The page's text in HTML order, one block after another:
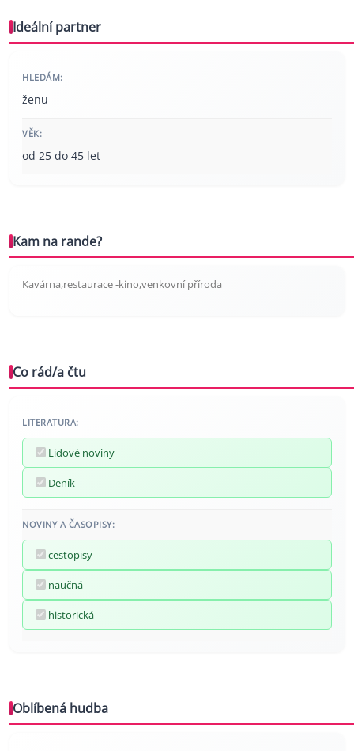
Ideální partner
HLEDÁM:
ženu
VĚK:
od 25 do 45 let
Kam na rande?
Kavárna,restaurace -kino,venkovní příroda
Co rád/a čtu
LITERATURA:
Lidové noviny
Deník
NOVINY A ČASOPISY:
cestopisy
naučná
historická
Oblíbená hudba